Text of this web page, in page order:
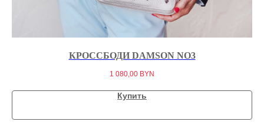
КРОССБОДИ DAMSON NO3
1 080,00 BYN
Купить